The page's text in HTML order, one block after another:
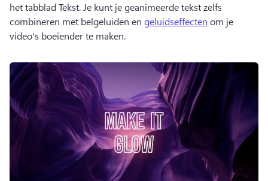
het tabblad Tekst. Je kunt je geanimeerde tekst zelfs
combineren met belgeluiden en geluidseffecten om je
video's boeiender te maken.